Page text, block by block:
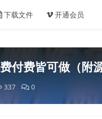
下载文件 开通会员
付费皆可做（附源
337 0